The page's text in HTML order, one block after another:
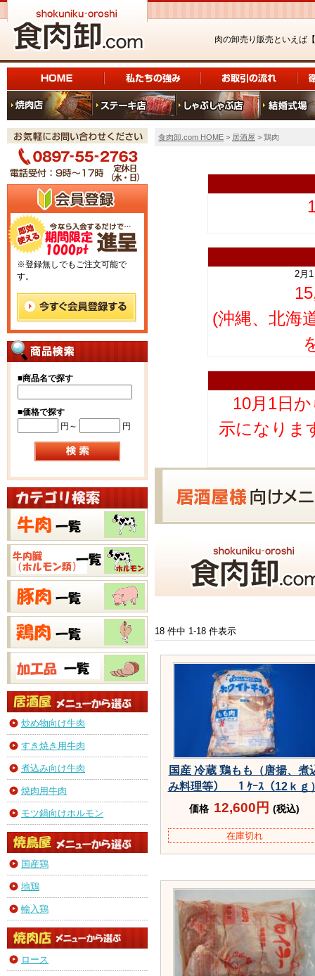
肉の卸売り販売といえば【
※登録無しでもご注文可能で
す。
■商品名で探す
■価格で探す
円～
円
炒め物向け牛肉
すき焼き用牛肉
煮込み向け牛肉
焼肉用牛肉
モツ鍋向けホルモン
国産鶏
地鶏
輸入鶏
ロース
食肉卸.com HOME > 居酒屋 > 鶏肉
2月
(沖縄、北海
10月1日
示になりま
18 件中 1-18 件表示
国産 冷蔵 鶏もも（唐揚、煮
み料理等） １ｹｰｽ（12ｋｇ
価格 12,600円 (税込)
在庫切れ